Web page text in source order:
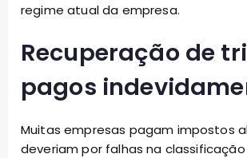
regime atual da empresa.
Recuperação de
pagos
Muitas empresas pagam impostos
deveriam por falhas na